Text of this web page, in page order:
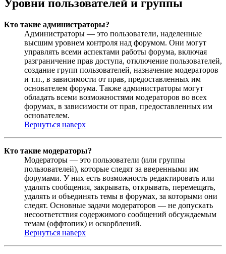
Уровни пользователей и группы
Кто такие администраторы?
Администраторы — это пользователи, наделенные
высшим уровнем контроля над форумом. Они могут
управлять всеми аспектами работы форума, включая
разграничение прав доступа, отключение пользователей,
создание групп пользователей, назначение модераторов
и т.п., в зависимости от прав, предоставленных им
основателем форума. Также администраторы могут
обладать всеми возможностями модераторов во всех
форумах, в зависимости от прав, предоставленных им
основателем.
Вернуться наверх
Кто такие модераторы?
Модераторы — это пользователи (или группы
пользователей), которые следят за вверенными им
форумами. У них есть возможность редактировать или
удалять сообщения, закрывать, открывать, перемещать,
удалять и объединять темы в форумах, за которыми они
следят. Основные задачи модераторов — не допускать
несоответствия содержимого сообщений обсуждаемым
темам (оффтопик) и оскорблений.
Вернуться наверх